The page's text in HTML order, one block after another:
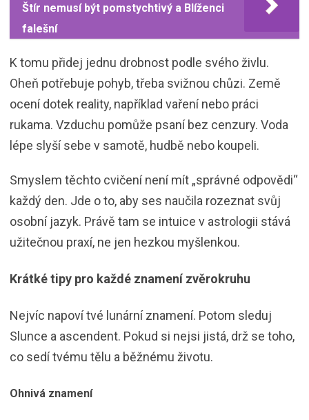
Štír nemusí být pomstychtivý a Blíženci
falešní
K tomu přidej jednu drobnost podle svého živlu.
Oheň potřebuje pohyb, třeba svižnou chůzi. Země
ocení dotek reality, například vaření nebo práci
rukama. Vzduchu pomůže psaní bez cenzury. Voda
lépe slyší sebe v samotě, hudbě nebo koupeli.
Smyslem těchto cvičení není mít „správné odpovědi“
každý den. Jde o to, aby ses naučila rozeznat svůj
osobní jazyk. Právě tam se intuice v astrologii stává
užitečnou praxí, ne jen hezkou myšlenkou.
Krátké tipy pro každé znamení zvěrokruhu
Nejvíc napoví tvé lunární znamení. Potom sleduj
Slunce a ascendent. Pokud si nejsi jistá, drž se toho,
co sedí tvému tělu a běžnému životu.
Ohnivá znamení